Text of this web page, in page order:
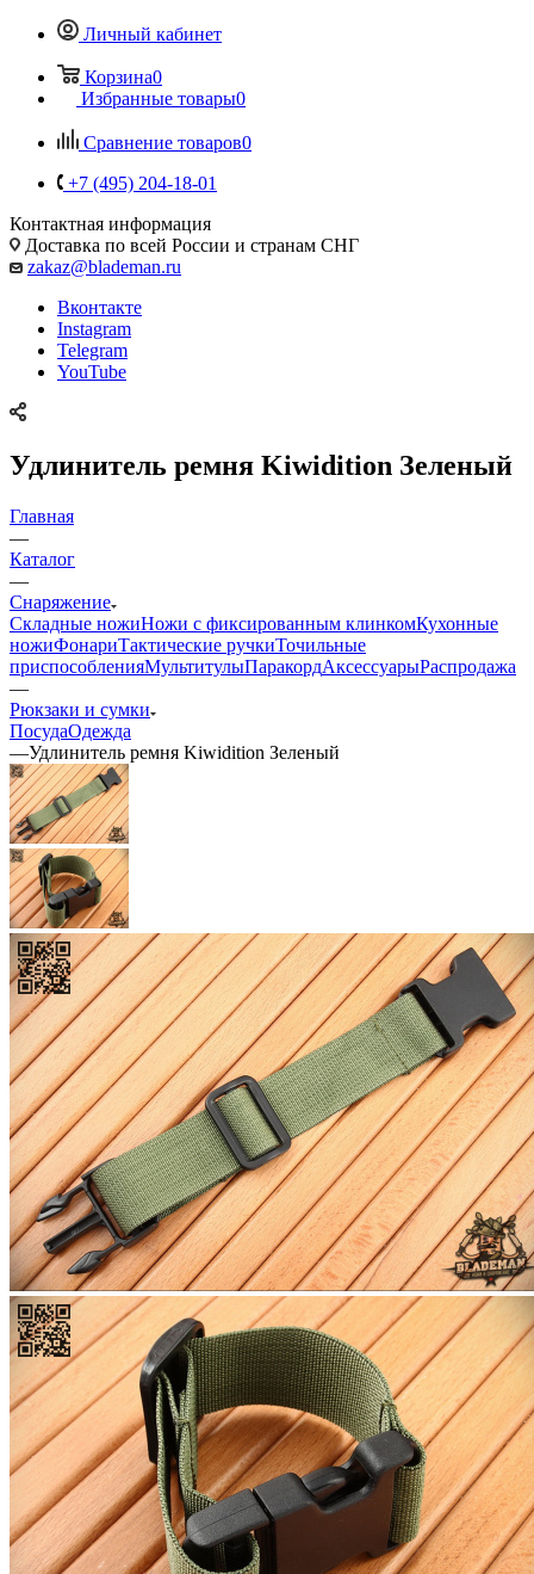
Личный кабинет
Корзина0
Избранные товары0
Сравнение товаров0
+7 (495) 204-18-01
Контактная информация
Доставка по всей России и странам СНГ
zakaz@blademan.ru
Вконтакте
Instagram
Telegram
YouTube
Удлинитель ремня Kiwidition Зеленый
Главная
—
Каталог
—
Снаряжение
Складные ножиНожи с фиксированным клинкомКухонные
ножиФонариТактические ручкиТочильные
приспособленияМультитулыПаракордАксессуарыРаспродажа
—
Рюкзаки и сумки
ПосудаОдежда
—Удлинитель ремня Kiwidition Зеленый